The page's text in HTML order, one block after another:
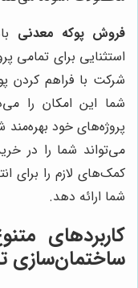
فروش پوکه معدنی
استثنایی برای تمامی
شرکت با فراهم کردن
شما این امکان را
پروژه‌های خود
می‌تواند شما را در
کمک‌های لازم را برای
شما ارائه دهد.
کاربردهای
ساختمان‌سازی